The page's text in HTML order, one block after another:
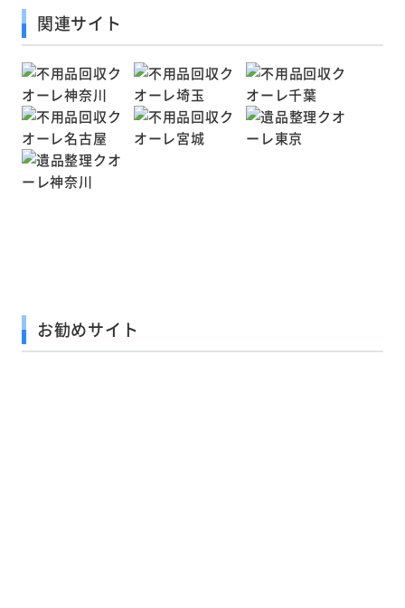
関連サイト
お勧めサイト